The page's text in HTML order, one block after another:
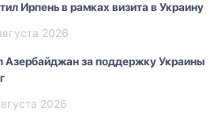
Ирпень в рамках визита в Украину
2026
Азербайджан за поддержку Украины
2026